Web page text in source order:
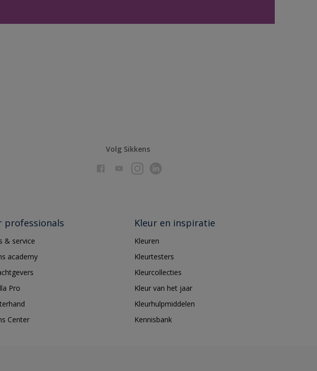
Volg Sikkens
professionals
& service
academy
Pro
Center
Kleur en inspiratie
Kleuren
Kleurtesters
Kleurcollecties
Kleur van het jaar
Kleurhulpmiddelen
Kennisbank